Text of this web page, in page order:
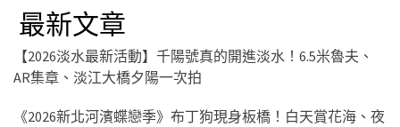
最新文章
【2026淡水最新活動】千陽號真的開進淡水！6.5米魯夫、
AR集章、淡江大橋夕陽一次拍
《2026新北河濱蝶戀季》布丁狗現身板橋！白天賞花海、夜